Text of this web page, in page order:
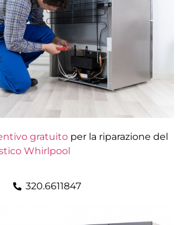
gratuito per la riparazione del
Whirlpool
320.6611847